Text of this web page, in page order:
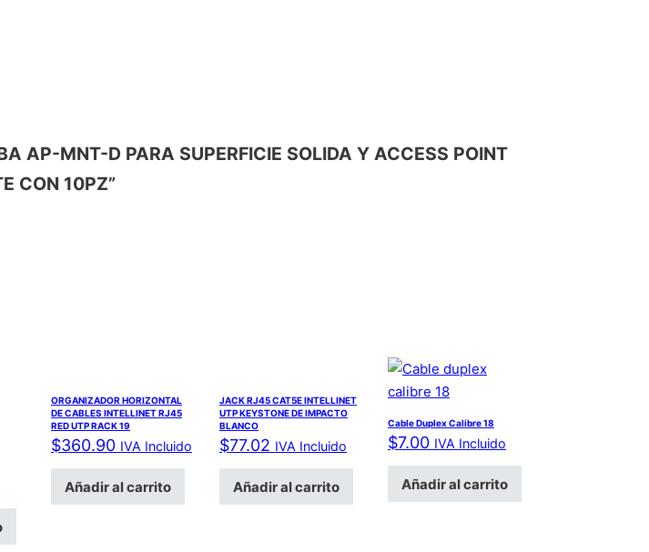
AP-MNT-D PARA SUPERFICIE SOLIDA Y ACCESS POINT
CON 10PZ”
ORGANIZADOR HORIZONTAL
DE CABLES INTELLINET RJ45
RED UTP RACK 19
$360.90 IVA Incluido
Añadir al carrito
JACK RJ45 CAT5E INTELLINET
UTP KEYSTONE DE IMPACTO
BLANCO
$77.02 IVA Incluido
Añadir al carrito
Cable Duplex Calibre 18
$7.00 IVA Incluido
Añadir al carrito